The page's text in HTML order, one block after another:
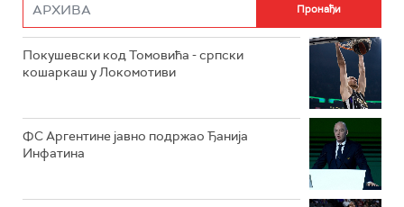
Покушевски код Томовића - српски
кошаркаш у Локомотиви
ФС Аргентине јавно подржао Ђанија
Инфатина